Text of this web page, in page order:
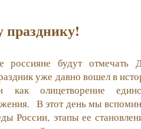
празднику!
будут отмечать
уже давно вошел в
как олицетворение
В этот день мы
России, этапы ее